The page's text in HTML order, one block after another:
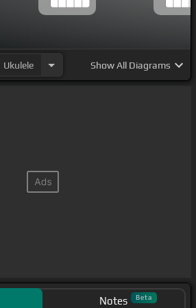
Ukulele ShowAll Diagrams
Notes Beta